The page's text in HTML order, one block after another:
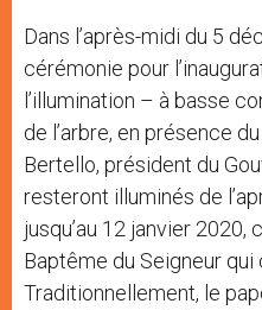
Dans l’après-midi du 5
cérémonie pour
l’illumination – à basse
de l’arbre, en présence du
Bertello, président du
resteront illuminés de
jusqu’au 12 janvier 2020,
Baptême du Seigneur
Traditionnellement, le